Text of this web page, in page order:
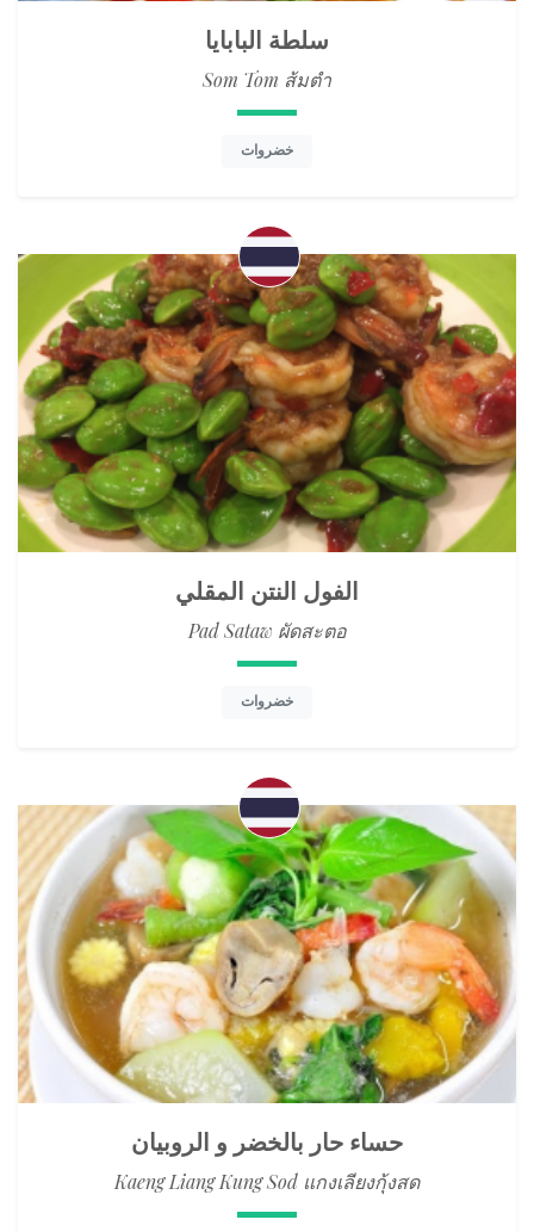
سلطة البابايا
Som Tom ส้มตำ
خضروات
الفول النتن المقلي
Pad Sataw ผัดสะตอ
خضروات
حساء حار بالخضر و الروبيان
Kaeng Liang Kung Sod แกงเลียงกุ้งสด